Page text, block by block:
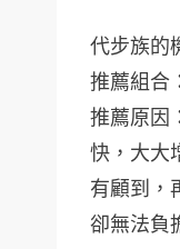
代步族的
推薦組合
推薦原因
快，大大
有顧到，
卻無法負